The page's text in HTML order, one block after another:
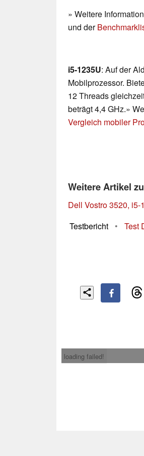
» Weitere
und der
i5-1235U: Auf der
Mobilprozessor.
12 Threads
beträgt 4,4 GHz.»
Vergleich mobiler
Weitere Artikel
Dell Vostro 3520, i5-
Testbericht
• Test
loading failed!